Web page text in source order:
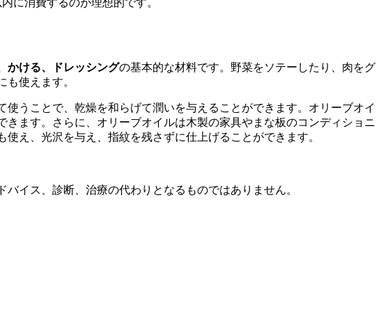
内に消費するのが理想的です。
かける、ドレッシングの基本的な材料です。野菜をソテーしたり、肉をグ
使えます。
うことで、乾燥を和らげて潤いを与えることができます。オリーブオイ
ます。さらに、オリーブオイルは木製の家具やまな板のコンディショニ
え、光沢を与え、指紋を残さずに仕上げることができます。
イス、診断、治療の代わりとなるものではありません。